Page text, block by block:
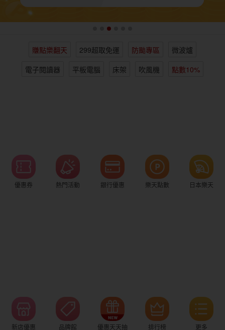
女裝 情趣用品
日本購物 海外直送 電子/紙本書 樂天保險館
賺點樂翻天 299超取免運 防颱專區
微波爐
電子閱讀器
平板電腦 床架 吹風機 點數10%
優惠券 熱門活動 銀行優惠 樂天點數 日本樂天
新店優惠 品牌館 優惠天天抽 排行榜 更多